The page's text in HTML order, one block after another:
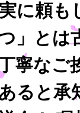
に頼も
」とは
寧なご
ると承